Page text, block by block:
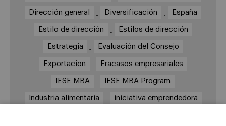
Dirección general Diversificación España
Estilo de dirección Estilos de dirección
Estrategia Evaluación del Consejo
Exportacion Fracasos empresariales
IESE MBA IESE MBA Program
Industria alimentaria iniciativa emprendedora